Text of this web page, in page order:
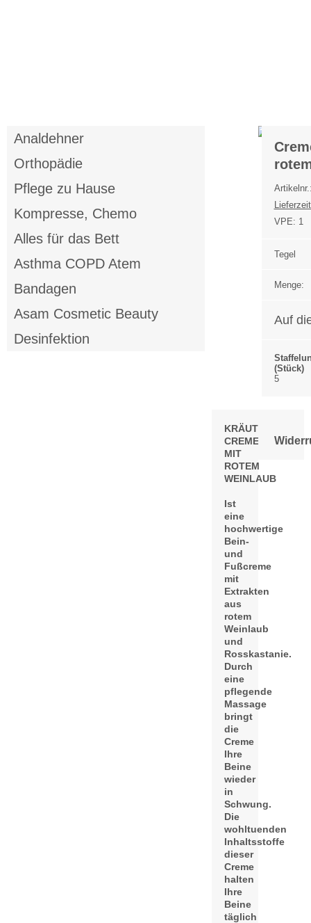
Analdehner
Orthopädie
Pflege zu Hause
Kompresse, Chemo
Alles für das Bett
Asthma COPD Atem
Bandagen
Asam Cosmetic Beauty
Desinfektion
VPE: 1
Tegel
Menge:
Auf
(Stück)
5
KRÄUTERALM®
CREME
MIT
ROTEM
WEINLAUB
Ist
eine
hochwertige
Bein-
und
Fußcreme
mit
Extrakten
aus
rotem
Weinlaub
und
Rosskastanie.
Durch
eine
pflegende
Massage
bringt
die
Creme
Ihre
Beine
wieder
in
Schwung.
Die
wohltuenden
Inhaltsstoffe
dieser
Creme
halten
Ihre
Beine
täglich